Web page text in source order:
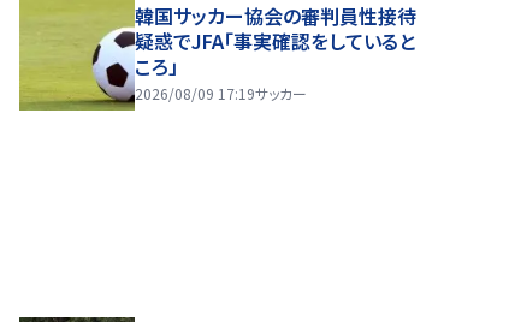
韓国サッカー協会の審判員性接待
疑惑でJFA「事実確認をしていると
ころ」
2026/08/09 17:19サッカー